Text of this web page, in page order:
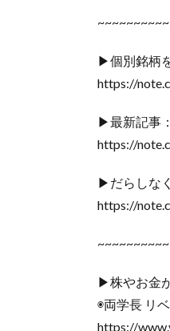
▶個別銘柄
https://
▶最新記事
https://
▶だらしな
https://
▶株やお金
◉両学長 リ
https://